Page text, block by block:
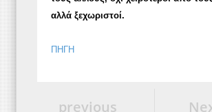
αλλά ξεχωριστοί.
ΠΗΓΗ
previous